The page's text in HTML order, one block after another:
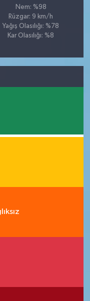
Nem: %98
Rüzgar: 9 km/h
Yağış Olasılığı: %78
Kar Olasılığı: %8